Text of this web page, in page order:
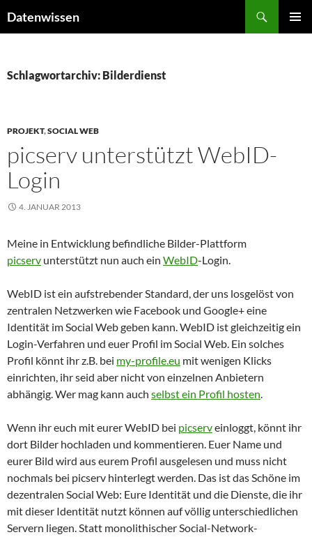
Inhalt
Datenwissen
Schlagwortarchiv: Bilderdienst
PROJEKT,SOCIAL WEB
picserv unterstützt WebID-
Login
4. JANUAR 2013
Meine in Entwicklung befindliche Bilder-Plattform
picserv unterstützt nun auch ein WebID-Login.
WebID ist ein aufstrebender Standard, der uns losgelöst von
zentralen Netzwerken wie Facebook und Google+ eine
Identität im Social Web geben kann. WebID ist gleichzeitig ein
Login-Verfahren und euer Profil im Social Web. Ein solches
Profil könnt ihr z.B. bei my-profile.eu mit wenigen Klicks
einrichten, ihr seid aber nicht von einzelnen Anbietern
abhängig. Wer mag kann auch selbst ein Profil hosten.
Wenn ihr euch mit eurer WebID bei picserveinloggt, könnt ihr
dort Bilder hochladen und kommentieren. Euer Name und
eurer Bild wird aus eurem Profil ausgelesen und muss nicht
nochmals bei picserv hinterlegt werden. Das ist das Schöne im
dezentralen Social Web: Eure Identität und die Dienste, die ihr
mit dieser Identität nutzt können auf völlig unterschiedlichen
Servern liegen. Statt monolithischer Social-Network-